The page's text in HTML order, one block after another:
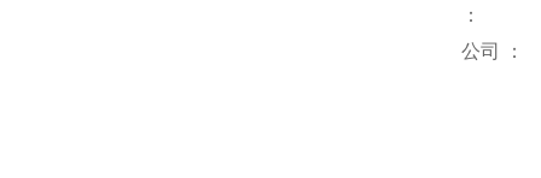
：
公司
：